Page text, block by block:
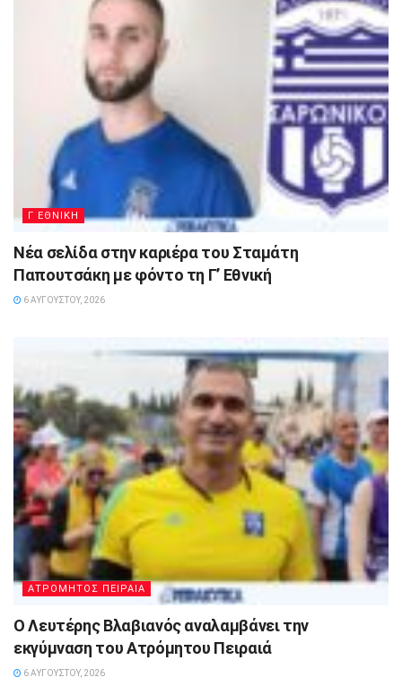
Γ ΕΘΝΙΚΗ
Νέα σελίδα στην καριέρα του Σταμάτη
Παπουτσάκη με φόντο τη Γ’ Εθνική
6 ΑΥΓΟΎΣΤΟΥ, 2026
ΑΤΡΟΜΗΤΟΣ ΠΕΙΡΑΙΑ
Ο Λευτέρης Βλαβιανός αναλαμβάνει την
εκγύμναση του Ατρόμητου Πειραιά
6 ΑΥΓΟΎΣΤΟΥ, 2026